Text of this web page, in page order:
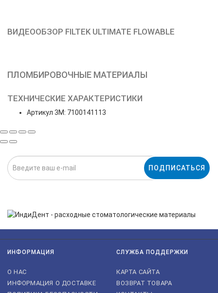
ВИДЕООБЗОР FILTEK ULTIMATE FLOWABLE
ПЛОМБИРОВОЧНЫЕ МАТЕРИАЛЫ
ТЕХНИЧЕСКИЕ ХАРАКТЕРИСТИКИ
Артикул 3M: 7100141113
ПОДПИСАТЬСЯ
ИНФОРМАЦИЯ
О НАС
ИНФОРМАЦИЯ О ДОСТАВКЕ
СЛУЖБА ПОДДЕРЖКИ
КАРТА САЙТА
ВОЗВРАТ ТОВАРА